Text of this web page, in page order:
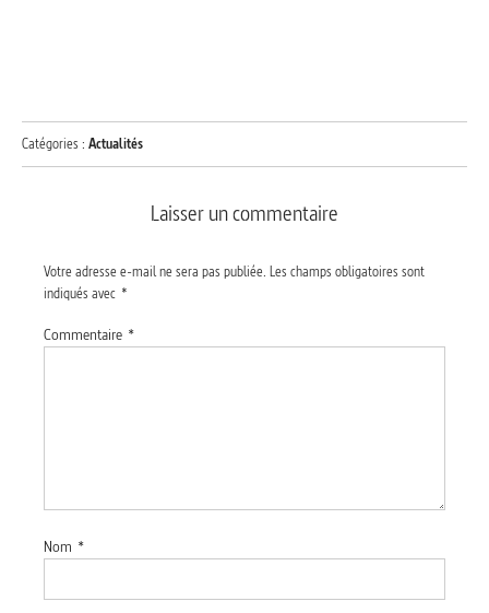
Catégories : Actualités
Laisser un commentaire
Votre adresse e-mail ne sera pas publiée. Les champs obligatoires sont
indiqués avec *
Commentaire *
Nom *